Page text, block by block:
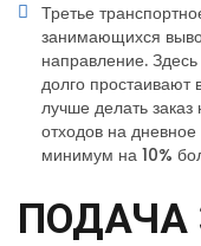
Третье
занимающихся
направление.
долго простаивают
лучше делать заказ
отходов на дневное
минимум на 10%
ПОДАЧА